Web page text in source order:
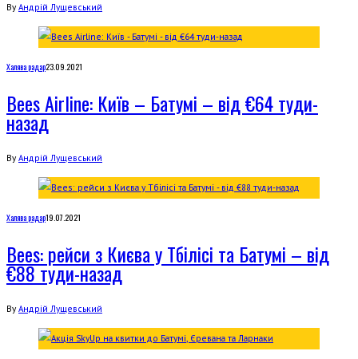
By Андрій Лущевський
Халява радар23.09.2021
Bees Airline: Київ – Батумі – від €64 туди-
назад
By Андрій Лущевський
Халява радар19.07.2021
Bees: рейси з Києва у Тбілісі та Батумі – від
€88 туди-назад
By Андрій Лущевський